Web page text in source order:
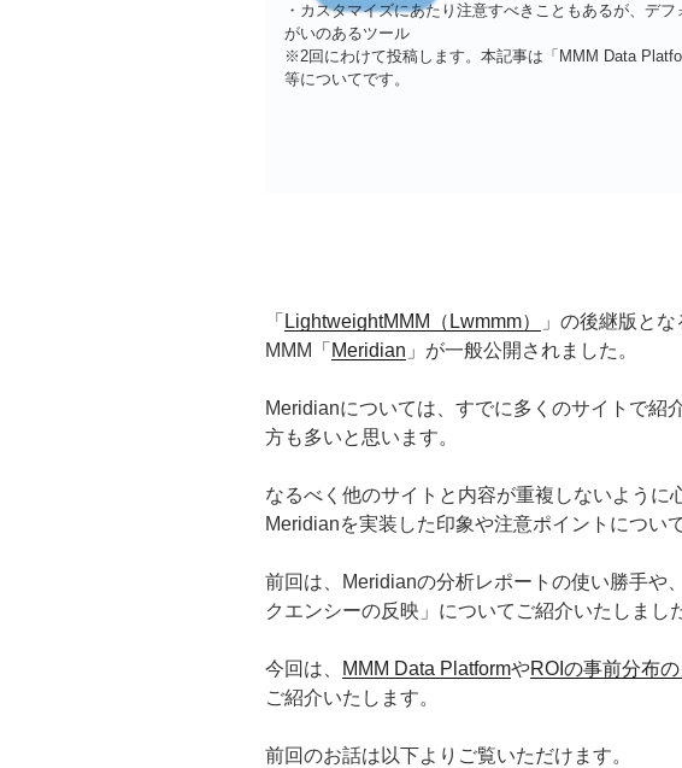
・カスタマイズにあたり注意すべきこともあるが、デ
がいのあるツール
※2回にわけて投稿します。本記事は「MMM Data
等についてです。
「 LightweightMMM（Lwmmm）
」の後継版と
MMM「 Meridian 」が一般公開されました。
Meridianについては、すでに多くのサイトで紹
方も多いと思います。
なるべく他のサイトと内容が重複しないように
Meridianを実装した印象や注意ポイントについ
前回は、Meridianの分析レポートの使い勝手や
クエンシーの反映」についてご紹介いたしまし
今回は、 MMM Data PlatformやROIの事前分布
ご紹介いたします。
前回のお話は以下よりご覧いただけます。